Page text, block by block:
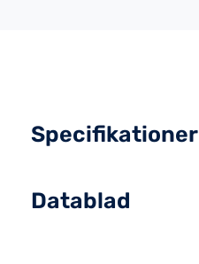
Specifikationer
Datablad